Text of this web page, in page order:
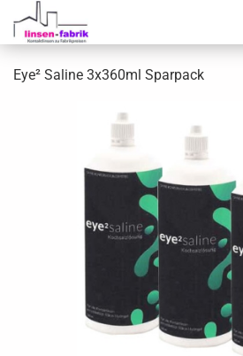
Eye² Saline 3x360ml Sparpack